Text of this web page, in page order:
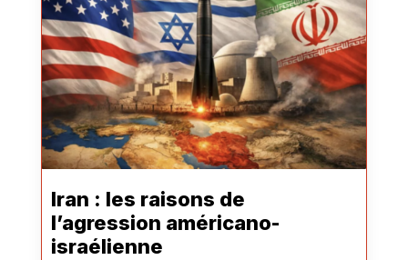
Iran : les raisons de
l’agression américano-
israélienne